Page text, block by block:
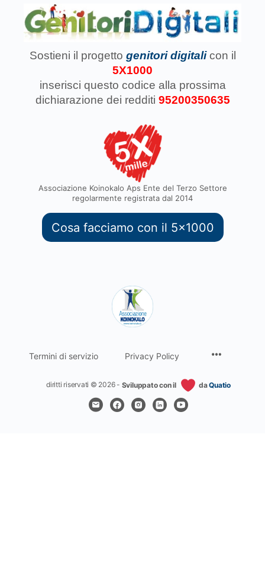
Sostieni il progetto genitori digitali con il
5X1000
inserisci questo codice alla prossima
dichiarazione dei redditi 95200350635
Associazione Koinokalo Aps Ente del Terzo Settore
regolarmente registrata dal 2014
Cosa facciamo con il 5x1000
Termini di servizio Privacy Policy
diritti riservati © 2026 - Sviluppato con il daQuatio